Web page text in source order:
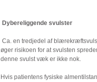
Dybereliggende svulster
Ca. en tredjedel af
øger risikoen for at svulsten
denne svulst væk er ikke nok.
Hvis patientens fysiske